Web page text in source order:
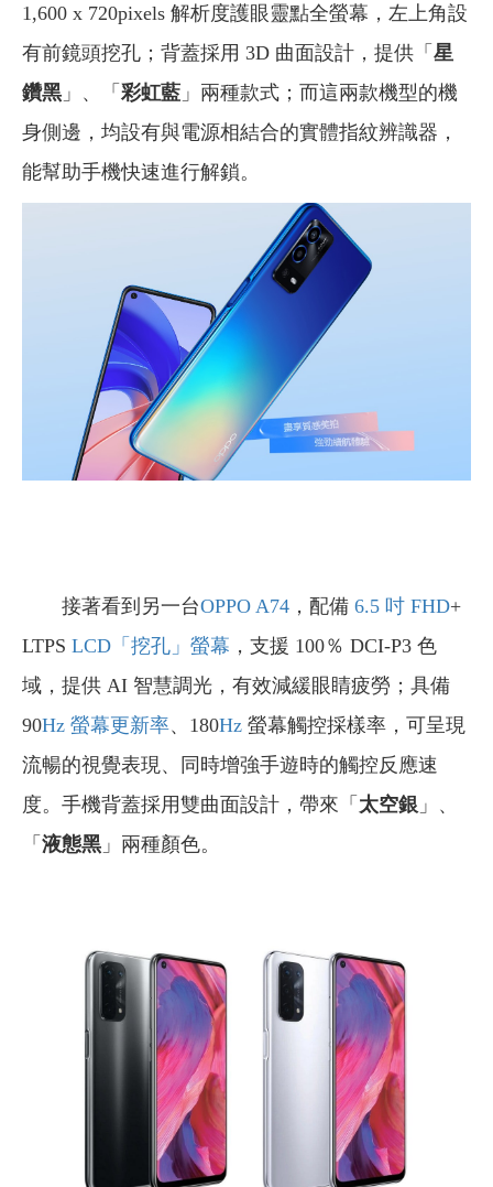
1,600 x 720pixels 解析度護眼靈點全螢幕，左上角設
有前鏡頭挖孔；背蓋採用 3D 曲面設計，提供「 星
鑽黑 」、「 彩虹藍 」兩種款式；而這兩款機型的機
身側邊，均設有與電源相結合的實體指紋辨識器，
能幫助手機快速進行解鎖。
接著看到另一台OPPO A74 ， 配備 6.5 吋 FHD+
LTPS LCD 「挖孔」螢幕 ，支援 100％ DCI-P3 色
域，提供 AI 智慧調光，有效減緩眼睛疲勞；具備
90Hz 螢幕更新率、180Hz 螢幕觸控採樣率，可呈現
流暢的視覺表現、同時增強手遊時的觸控反應速
度。手機背蓋採用雙曲面設計，帶來「 太空銀 」、
「 液態黑 」兩種顏色。